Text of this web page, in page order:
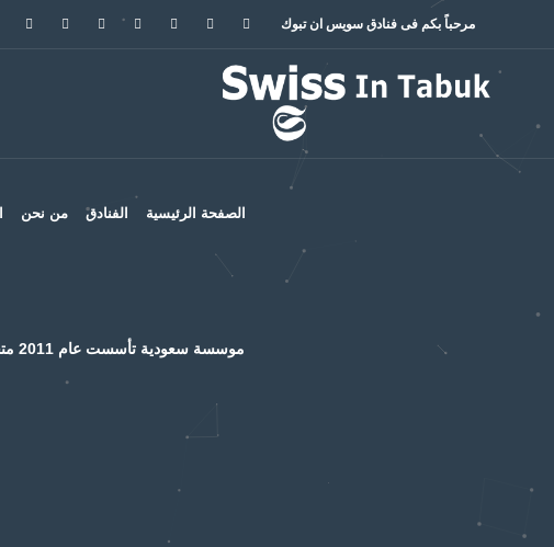
مرحباً بكم فى فنادق سويس ان تبوك
الصفحة الرئيسية الفنادق من نحن
موسسة سعودية تأسست عام 2011 متخصصة فى تقديم منظومة أعمال متكاملة فى خدمات الاعلام والاتصال المؤسسى والانتاج الاعلامى